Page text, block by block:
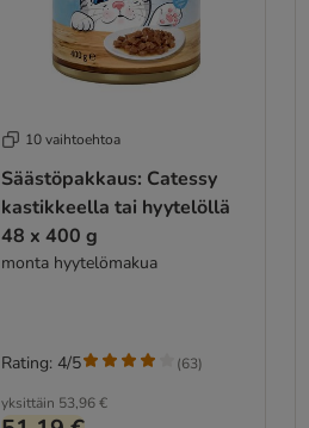
10 vaihtoehtoa
Säästöpakkaus: Catessy
kastikkeella tai hyytelöllä
48 x 400 g
monta hyytelömakua
yksittäin 53,96 €
Rating: 4/5 (63)